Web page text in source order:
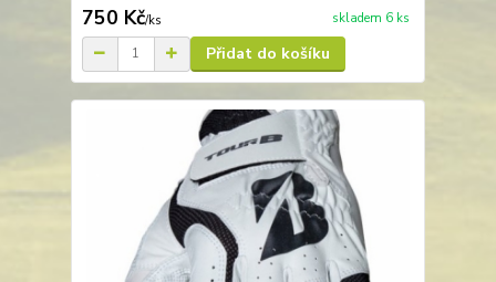
750 Kč/ks skladem 6 ks
Přidat do košíku